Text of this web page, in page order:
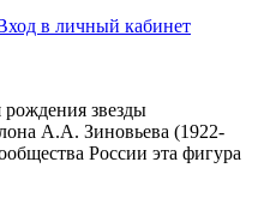
в личный кабинет
рождения звезды
А.А. Зиновьева (1922-
России эта фигура